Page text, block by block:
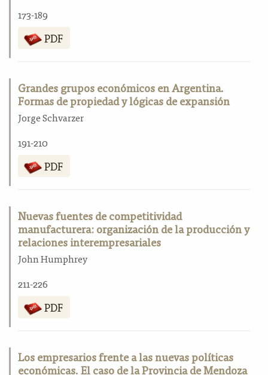
173-189
PDF
Grandes grupos económicos en Argentina.
Formas de propiedad y lógicas de expansión
Jorge Schvarzer
191-210
PDF
Nuevas fuentes de competitividad
manufacturera: organización de la producción y
relaciones interempresariales
John Humphrey
211-226
PDF
Los empresarios frente a las nuevas políticas
económicas. El caso de la Provincia de Mendoza